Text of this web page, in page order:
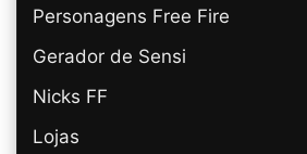
Personagens Free Fire
Gerador de Sensi
Nicks FF
Lojas